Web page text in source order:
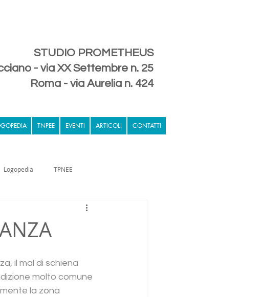
STUDIO PROMETHEUS
- via XX Settembre n. 25
Roma - via Aurelia n. 424
TNPEE EVENTI ARTICOLI CONTATTI
Logopedia TPNEE
il mal di schiena
molto comune
la zona